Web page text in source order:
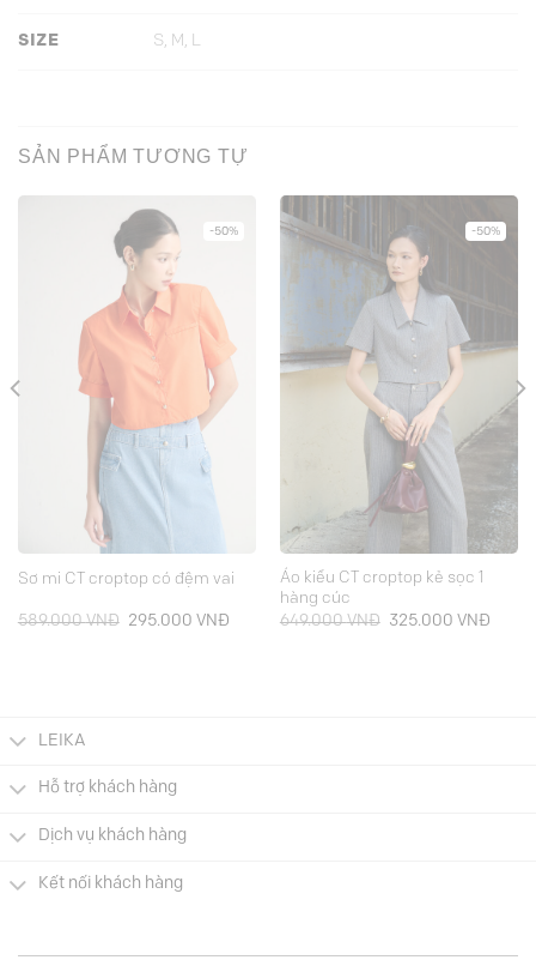
SIZE S, M, L
SẢN PHẨM TƯƠNG TỰ
-50%
Sơ mi CT croptop có đệm vai
589.000VNĐ
Giá
295.000 VNĐGiá
-50%
Áo kiểu CT croptop kẻ sọc 1
hàng cúc
649.000VNĐ
Giá
325.000 VNĐGiá
LEIKA
Hỗ trợ khách hàng
Dịch vụ khách hàng
Kết nối khách hàng